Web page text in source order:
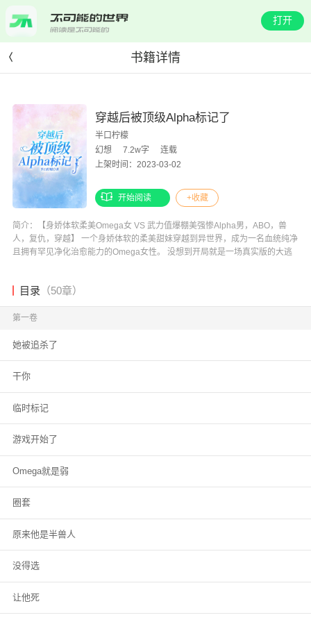
打开
书籍详情
穿越后被顶级Alpha标记了
半口柠檬
幻想
7.2w字
连载
上架时间：2023-03-02
开始阅读 +收藏
简介：【身娇体软柔美Omega女 VS 武力值爆棚美强惨Alpha男，ABO，兽
人，复仇，穿越】 一个身娇体软的柔美甜妹穿越到异世界，成为一名血统纯净
且拥有罕见净化治愈能力的Omega女性。 没想到开局就是一场真实版的大逃
神力几乎要了他的命。 而她周身散发的温和甜美的气息让他瞬间平复，就连被
污染的精神力也慢慢净化。 面对如此稀有的救命恩人，为了复仇，他掩饰心中
对Omega的厌恶和排斥，与她达成交易：他保护她，她治疗他。 后来，当他
召唤回异世界。 拍卖场上，灯光照在她白皙的肌肤上，在场所有男性Alpha疯
浅笑。
目录 （50章）
第一卷
她被追杀了
干你
临时标记
游戏开始了
Omega就是弱
圈套
原来他是半兽人
没得选
让他死